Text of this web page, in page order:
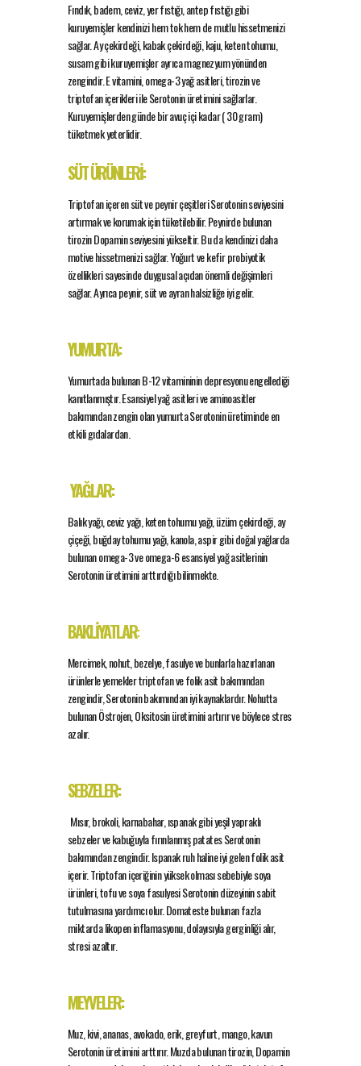
Fındık, badem, ceviz, yer fıstığı, antep fıstığı gibi
kuruyemişler kendinizi hem tok hem de mutlu hissetmenizi
sağlar. Ay çekirdeği, kabak çekirdeği, kaju, keten tohumu,
susam gibi kuruyemişler ayrıca magnezyum yönünden
zengindir. E vitamini, omega-3 yağ asitleri, tirozin ve
triptofan içerikleri ile Serotonin üretimini sağlarlar.
Kuruyemişlerden günde bir avuç içi kadar ( 30 gram)
tüketmek yeterlidir.
SÜT ÜRÜNLERİ:
Triptofan içeren süt ve peynir çeşitleri Serotonin seviyesini
artırmak ve korumak için tüketilebilir. Peynirde bulunan
tirozin Dopamin seviyesini yükseltir. Bu da kendinizi daha
motive hissetmenizi sağlar. Yoğurt ve kefir probiyotik
özellikleri sayesinde duygusal açıdan önemli değişimleri
sağlar. Ayrıca peynir, süt ve ayran halsizliğe iyi gelir.
YUMURTA:
Yumurtada bulunan B-12 vitamininin depresyonu engellediği
kanıtlanmıştır. Esansiyel yağ asitleri ve aminoasitler
bakımından zengin olan yumurta Serotonin üretiminde en
etkili gıdalardan.
YAĞLAR:
Balık yağı, ceviz yağı, keten tohumu yağı, üzüm çekirdeği, ay
çiçeği, buğday tohumu yağı, kanola, aspir gibi doğal yağlarda
bulunan omega-3 ve omega-6 esansiyel yağ asitlerinin
Serotonin üretimini arttırdığı bilinmekte.
BAKLİYATLAR:
Mercimek, nohut, bezelye, fasulye ve bunlarla hazırlanan
ürünlerle yemekler triptofan ve folik asit bakımından
zengindir, Serotonin bakımından iyi kaynaklardır. Nohutta
bulunan Östrojen, Oksitosin üretimini artırır ve böylece stres
azalır.
SEBZELER:
Mısır, brokoli, karnabahar, ıspanak gibi yeşil yapraklı
sebzeler ve kabuğuyla fırınlanmış patates Serotonin
bakımından zengindir. Ispanak ruh haline iyi gelen folik asit
içerir. Triptofan içeriğinin yüksek olması sebebiyle soya
ürünleri, tofu ve soya fasulyesi Serotonin düzeyinin sabit
tutulmasına yardımcı olur. Domateste bulunan fazla
miktarda likopen inflamasyonu, dolayısıyla gerginliği alır,
stresi azaltır.
MEYVELER:
Muz, kivi, ananas, avokado, erik, greyfurt, mango, kavun
Serotonin üretimini arttırır. Muzda bulunan tirozin, Dopamin